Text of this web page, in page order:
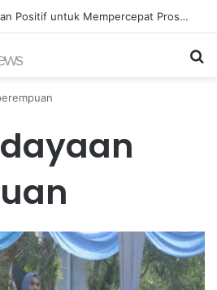
Memperkuat Kebiasaan Positif untuk Mempercepat Proses Pemulihan Mental Anda